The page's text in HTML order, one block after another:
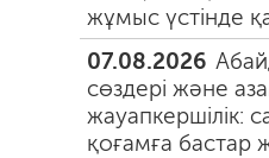
жұмыс үстінде
07.08.2026
сөздері және
жауапкершілік:
қоғамға бастар